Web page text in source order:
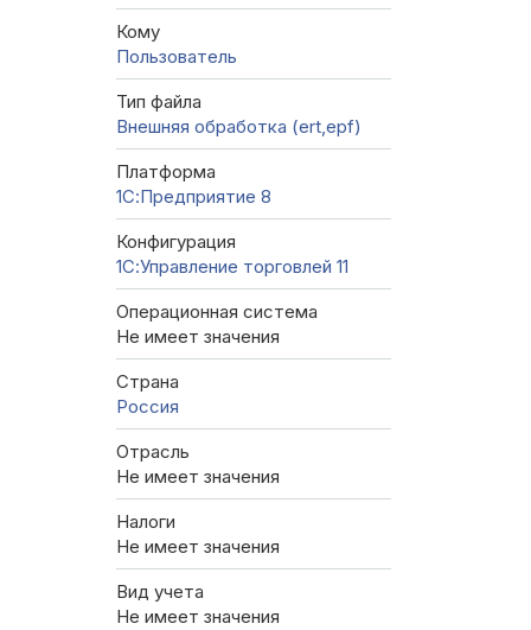
Кому
Пользователь
Тип файла
Внешняя обработка (ert,epf)
Платформа
1С:Предприятие 8
Конфигурация
1С:Управление торговлей 11
Операционная система
Не имеет значения
Страна
Россия
Отрасль
Не имеет значения
Налоги
Не имеет значения
Вид учета
Не имеет значения